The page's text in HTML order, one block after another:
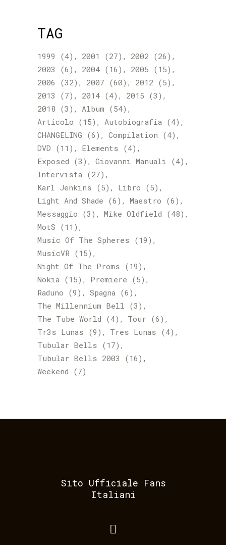
TAG
1999 (4) 2001 (27) 2002 (26)
2003 (6) 2004 (16) 2005 (15)
2006 (32) 2007 (60) 2012 (5)
2013 (7) 2014 (4) 2015 (3)
2018 (3) Album (54)
Articolo (15) Autobiografia (4)
CHANGELING (6) Compilation (4)
DVD (11) Elements (4)
Exposed (3) Giovanni Manuali (4)
Intervista (27)
Karl Jenkins (5) Libro (5)
Light And Shade (6) Maestro (6)
Messaggio (3) Mike Oldfield (48)
MotS (11)
Music Of The Spheres (19)
MusicVR (15)
Night Of The Proms (19)
Nokia (15) Premiere (5)
Raduno (9) Spagna (6)
The Millennium Bell (3)
The Tube World (4) Tour (6)
Tr3s Lunas (9) Tres Lunas (4)
Tubular Bells (17)
Tubular Bells 2003 (16)
Weekend (7)
Sito Ufficiale Fans
Italiani